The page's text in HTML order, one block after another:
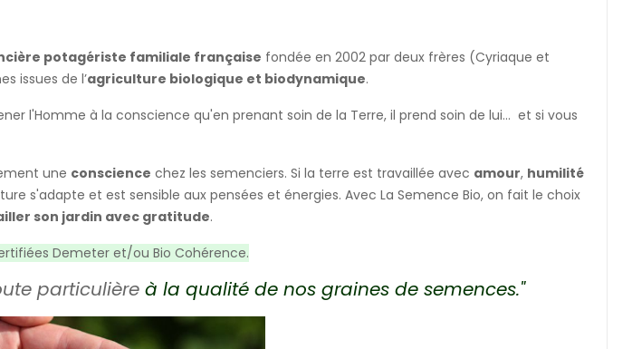
potagériste familiale française fondée en 2002 par deux frères (Cyriaque et
issues de l’agriculture biologique et biodynamique.
l'Homme à la conscience qu'en prenant soin de la Terre, il prend soin de lui... et si vous
une conscience chez les semenciers. Si la terre est travaillée avec amour, humilité
s'adapte et est sensible aux pensées et énergies. Avec La Semence Bio, on fait le choix
son jardin avec gratitude.
Demeter et/ou Bio Cohérence.
particulière à la qualité de nos graines de semences."